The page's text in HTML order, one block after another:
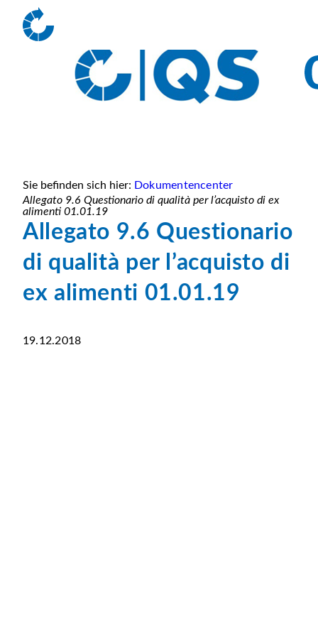
Sie befinden sich hier: Dokumentencenter
Allegato 9.6 Questionario di qualità per l’acquisto di ex
alimenti 01.01.19
Allegato 9.6 Questionario
di qualità per l’acquisto di
ex alimenti 01.01.19
19.12.2018